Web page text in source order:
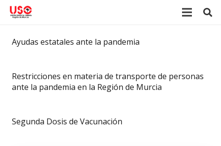
Ayudas estatales ante la pandemia
Restricciones en materia de transporte de personas
ante la pandemia en la Región de Murcia
Segunda Dosis de Vacunación